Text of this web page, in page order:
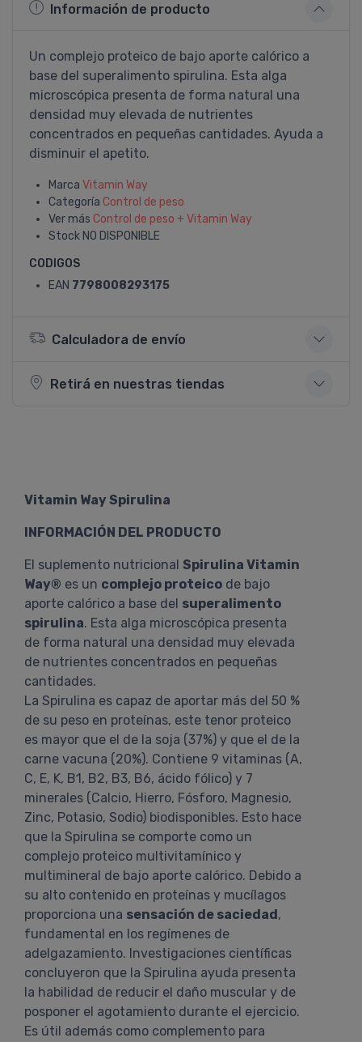
Información de producto
Un complejo proteico de bajo aporte calórico a
base del superalimento spirulina. Esta alga
microscópica presenta de forma natural una
densidad muy elevada de nutrientes
concentrados en pequeñas cantidades. Ayuda a
disminuir el apetito.
Marca Vitamin Way
Categoría Control de peso
Ver más Control de peso + Vitamin Way
Stock NO DISPONIBLE
CODIGOS
EAN 7798008293175
Calculadora de envío
Retirá en nuestras tiendas
Vitamin Way Spirulina
INFORMACIÓN DEL PRODUCTO
El suplemento nutricional Spirulina Vitamin
Way® es un complejo proteico de bajo
aporte calórico a base del superalimento
spirulina. Esta alga microscópica presenta
de forma natural una densidad muy elevada
de nutrientes concentrados en pequeñas
cantidades.
La Spirulina es capaz de aportar más del 50 %
de su peso en proteínas, este tenor proteico
es mayor que el de la soja (37%) y que el de la
carne vacuna (20%). Contiene 9 vitaminas (A,
C, E, K, B1, B2, B3, B6, ácido fólico) y 7
minerales (Calcio, Hierro, Fósforo, Magnesio,
Zinc, Potasio, Sodio) biodisponibles. Esto hace
que la Spirulina se comporte como un
complejo proteico multivitamínico y
multimineral de bajo aporte calórico. Debido a
su alto contenido en proteínas y mucílagos
proporciona una sensación de saciedad,
fundamental en los regímenes de
adelgazamiento. Investigaciones científicas
concluyeron que la Spirulina ayuda presenta
la habilidad de reducir el daño muscular y de
posponer el agotamiento durante el ejercicio.
Es útil además como complemento para